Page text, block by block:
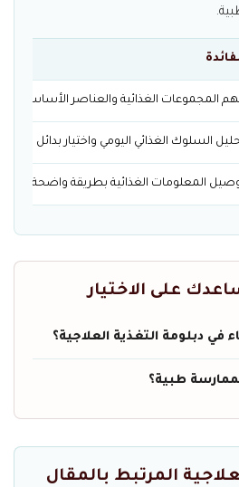
المجموعات الغذائية والعناصر الأساسية
السلوك الغذائي اليومي واختيار بدائل صحية.
المعلومات الغذائية بطريقة واضحة
على الاختيار
في دبلومة التغذية العلاجية؟
طبية؟
المرتبط بالمقال